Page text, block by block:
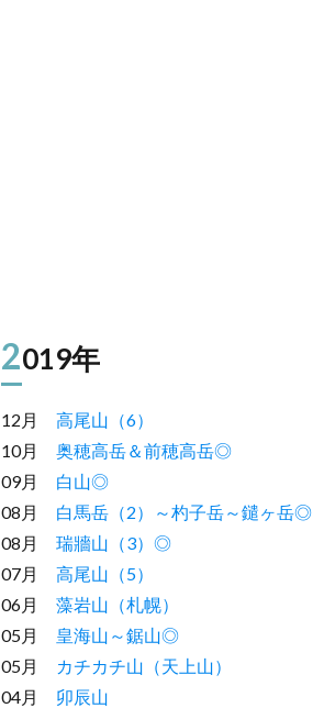
2019年
12月 高尾山（6）
10月 奥穂高岳＆前穂高岳◎
09月 白山◎
08月 白馬岳（2）～杓子岳～鑓ヶ岳◎
08月 瑞牆山（3）◎
07月 高尾山（5）
06月 藻岩山（札幌）
05月 皇海山～鋸山◎
05月
カチカチ山（天上山）
04月 卯辰山